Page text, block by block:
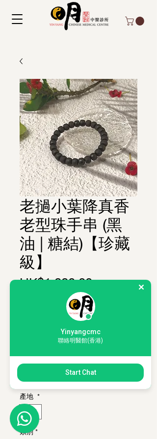
老撾小葉降真香
老型珠手串 (黑
油 | 糖結)【珍藏
級】
HK$1,880.00Price
購物滿 HKD350，即可以 HKD200 加
購 1套「薰香入門體驗套裝」
產地 *
老撾
類別 *
Yinyangcmc
聯絡明醫館(香港)
Start Chat